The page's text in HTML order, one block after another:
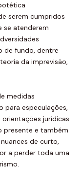
serem cumpridos
se atenderem
de fundo, dentre
da imprevisão,
medidas
para especulações,
jurídicas
presente e também
de curto,
a perder toda uma